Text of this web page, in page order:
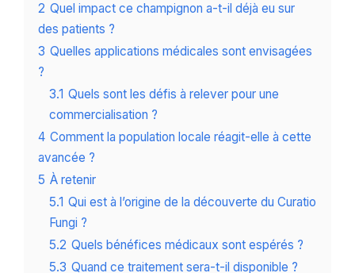
2 Quel impact ce champignon a-t-il déjà eu sur
des patients ?
3 Quelles applications médicales sont envisagées
?
3.1 Quels sont les défis à relever pour une
commercialisation ?
4 Comment la population locale réagit-elle à cette
avancée ?
5 À retenir
5.1 Qui est à l’origine de la découverte du Curatio
Fungi ?
5.2 Quels bénéfices médicaux sont espérés ?
5.3 Quand ce traitement sera-t-il disponible ?